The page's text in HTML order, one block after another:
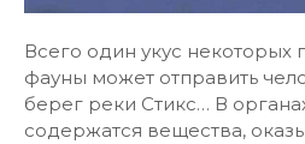
Всего один укус некоторых
фауны может отправить
берег реки Стикс… В
содержатся вещества,